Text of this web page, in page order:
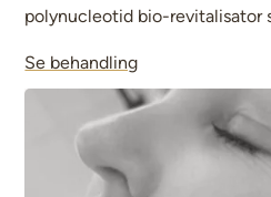
polynucleotid bio-revitalisator
synliga rynkor och mjuka upp
åldrande. Den arbetar med att
hud och tar även bort påsar.
Se behandling